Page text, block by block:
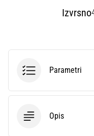
Izvrsno
Parametri
Opis